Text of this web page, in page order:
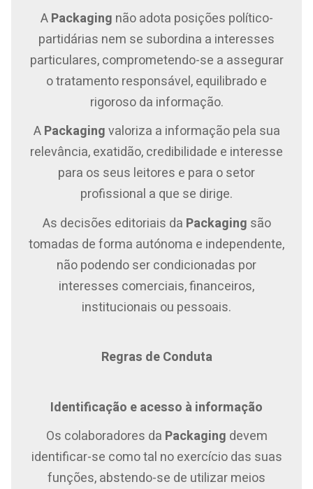
APackaging não adota posições político-
partidárias nem se subordina a interesses
particulares, comprometendo-se a assegurar
o tratamento responsável, equilibrado e
rigoroso da informação.
APackagingvaloriza a informação pela sua
relevância, exatidão, credibilidade e interesse
para os seus leitores e para o setor
profissional a que se dirige.
As decisões editoriais da Packaging são
tomadas de forma autónoma e independente,
não podendo ser condicionadas por
interesses comerciais, financeiros,
institucionais ou pessoais.
Regras de Conduta
Identificação e acesso à informação
Os colaboradores da Packaging devem
identificar-se como tal no exercício das suas
funções, abstendo-se de utilizar meios